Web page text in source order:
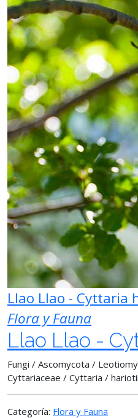
Llao Llao - Cyttaria
Flora y Fauna
Llao Llao -
Fungi / Ascomycota /
Cyttariaceae / Cyttaria / hariotii
Categoría: Flora y Fauna